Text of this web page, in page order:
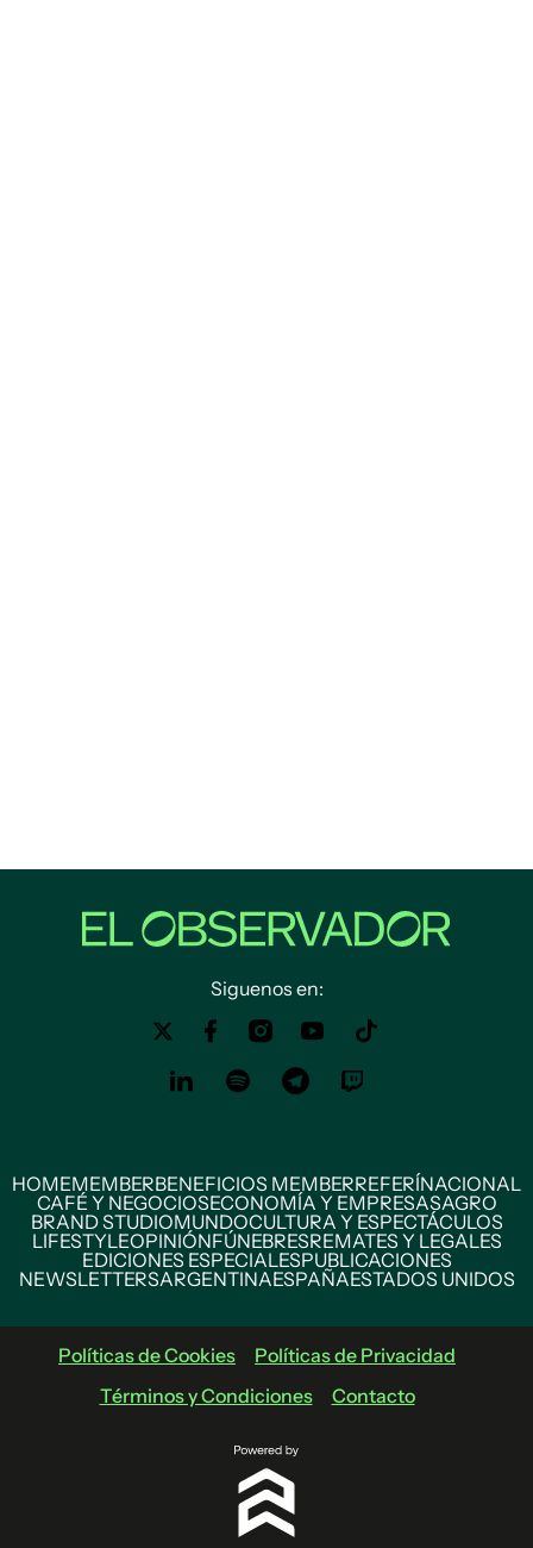
Siguenos en:
HOMEMEMBERBENEFICIOS MEMBERREFERÍNACIONAL
CAFÉ Y NEGOCIOSECONOMÍA Y EMPRESASAGRO
BRAND STUDIOMUNDOCULTURA Y ESPECTÁCULOS
LIFESTYLEOPINIÓNFÚNEBRESREMATES Y LEGALES
EDICIONES ESPECIALESPUBLICACIONES
NEWSLETTERSARGENTINAESPAÑAESTADOS UNIDOS
Políticas de Cookies
Políticas de Privacidad
Términos y Condiciones
Contacto